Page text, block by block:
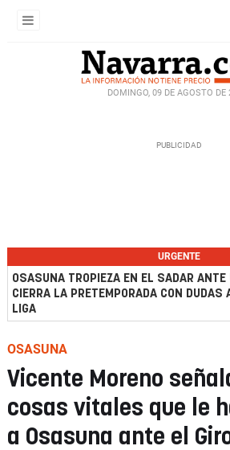
DOMINGO, 09 DE AGOSTO DE
URGENTE
OSASUNA TROPIEZA EN EL SADAR ANTE
CIERRA LA PRETEMPORADA CON
LIGA
OSASUNA
Vicente Moreno
cosas vitales que le
a Osasuna ante el